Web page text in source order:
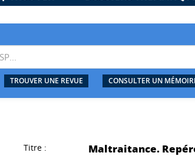
TROUVER UNE REVUE CONSULTER UN
Titre : Maltraitance.